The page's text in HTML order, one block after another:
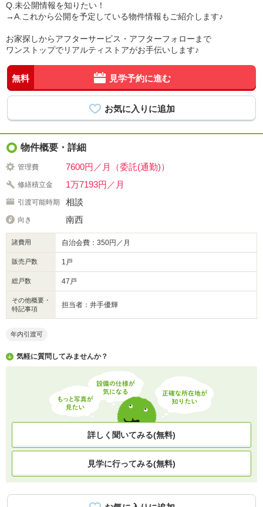
Q.未公開情報を知りたい！
→A.これから公開を予定している物件情報もご紹介します♪
お家探しからアフターサービス・アフターフォローまで
ワンストップでリアルティストアがお手伝いします♪
無料 見学予約に進む
物件概要・詳細
管理費 7600円／月（委託(通勤)）
修繕積立金 1万7193円／月
引渡可能時期 相談
向き 南西
諸費用 自治会費：350円／月
販売戸数 1戸
総戸数 47戸
その他概要・
特記事項
担当者：井手優輝
年内引渡可
気軽に質問してみませんか？
詳しく聞いてみる(無料)
見学に行ってみる(無料)